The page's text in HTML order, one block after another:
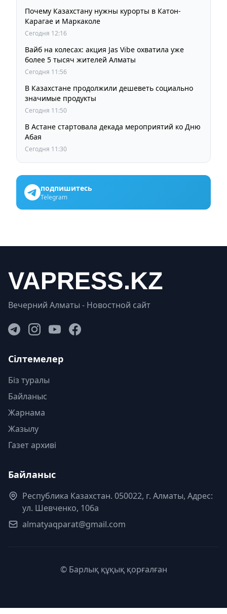
Почему Казахстану нужны курорты в Катон-
Карагае и Маркаколе
Сегодня 12:16
Вайб на колесах: акция Jas Vibe охватила уже
более 5 тысяч жителей Алматы
Сегодня 11:56
В Казахстане продолжили дешеветь социально
значимые продукты
Сегодня 11:50
В Астане стартовала декада мероприятий ко Дню
Абая
Сегодня 11:30
подпишитесь
Telegram
Вечерний Алматы - Новостной сайт
Сілтемелер
Біз туралы
Байланыс
Жарнама
Жазылу
Газет архиві
Байланыс
Республика Казахстан. 050022, г. Алматы, Адрес:
ул. Шевченко, 106а
almatyaqparat@gmail.com
© Барлық құқық қорғалған